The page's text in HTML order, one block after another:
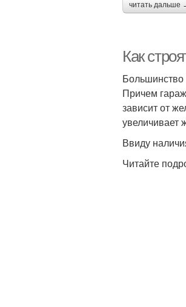
читать дальше
Как
Большинство
Причем
зависит от
увеличивает
Ввиду
Читайте